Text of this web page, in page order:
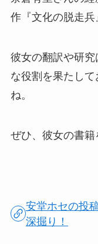
作『文化の脱走兵
彼女の翻訳や研
な役割を果たし
ね。
ぜひ、彼女の書籍
安堂ホセの投
深掘り！